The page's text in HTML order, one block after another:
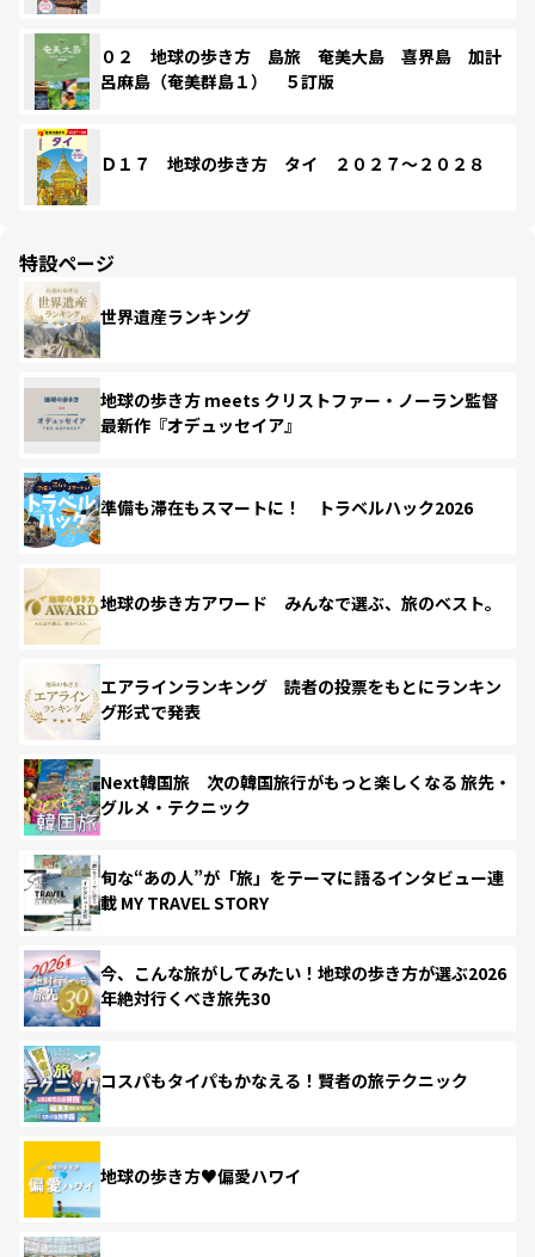
０２ 地球の歩き方 島旅 奄美大島 喜界島 加計
呂麻島（奄美群島１） ５訂版
Ｄ１７ 地球の歩き方 タイ ２０２７～２０２８
特設ページ
世界遺産ランキング
地球の歩き方 meets クリストファー・ノーラン監督
最新作『オデュッセイア』
準備も滞在もスマートに！ トラベルハック2026
地球の歩き方アワード みんなで選ぶ、旅のベスト。
エアラインランキング 読者の投票をもとにランキン
グ形式で発表
Next韓国旅 次の韓国旅行がもっと楽しくなる 旅先・
グルメ・テクニック
旬な“あの人”が「旅」をテーマに語るインタビュー連
載 MY TRAVEL STORY
今、こんな旅がしてみたい！地球の歩き方が選ぶ2026
年絶対行くべき旅先30
コスパもタイパもかなえる！賢者の旅テクニック
地球の歩き方♥偏愛ハワイ